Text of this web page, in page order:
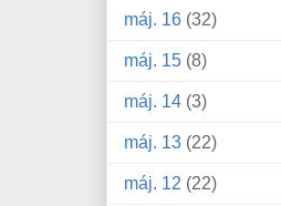
máj. 16 (32)
máj. 15 (8)
máj. 14 (3)
máj. 13 (22)
máj. 12 (22)